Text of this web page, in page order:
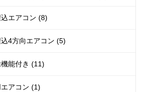
エアコン (8)
4方向エアコン (5)
能付き (11)
アコン (1)